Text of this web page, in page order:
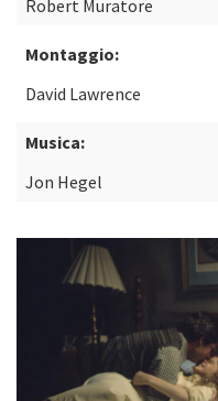
Robert Muratore
Montaggio:
David Lawrence
Musica:
Jon Hegel